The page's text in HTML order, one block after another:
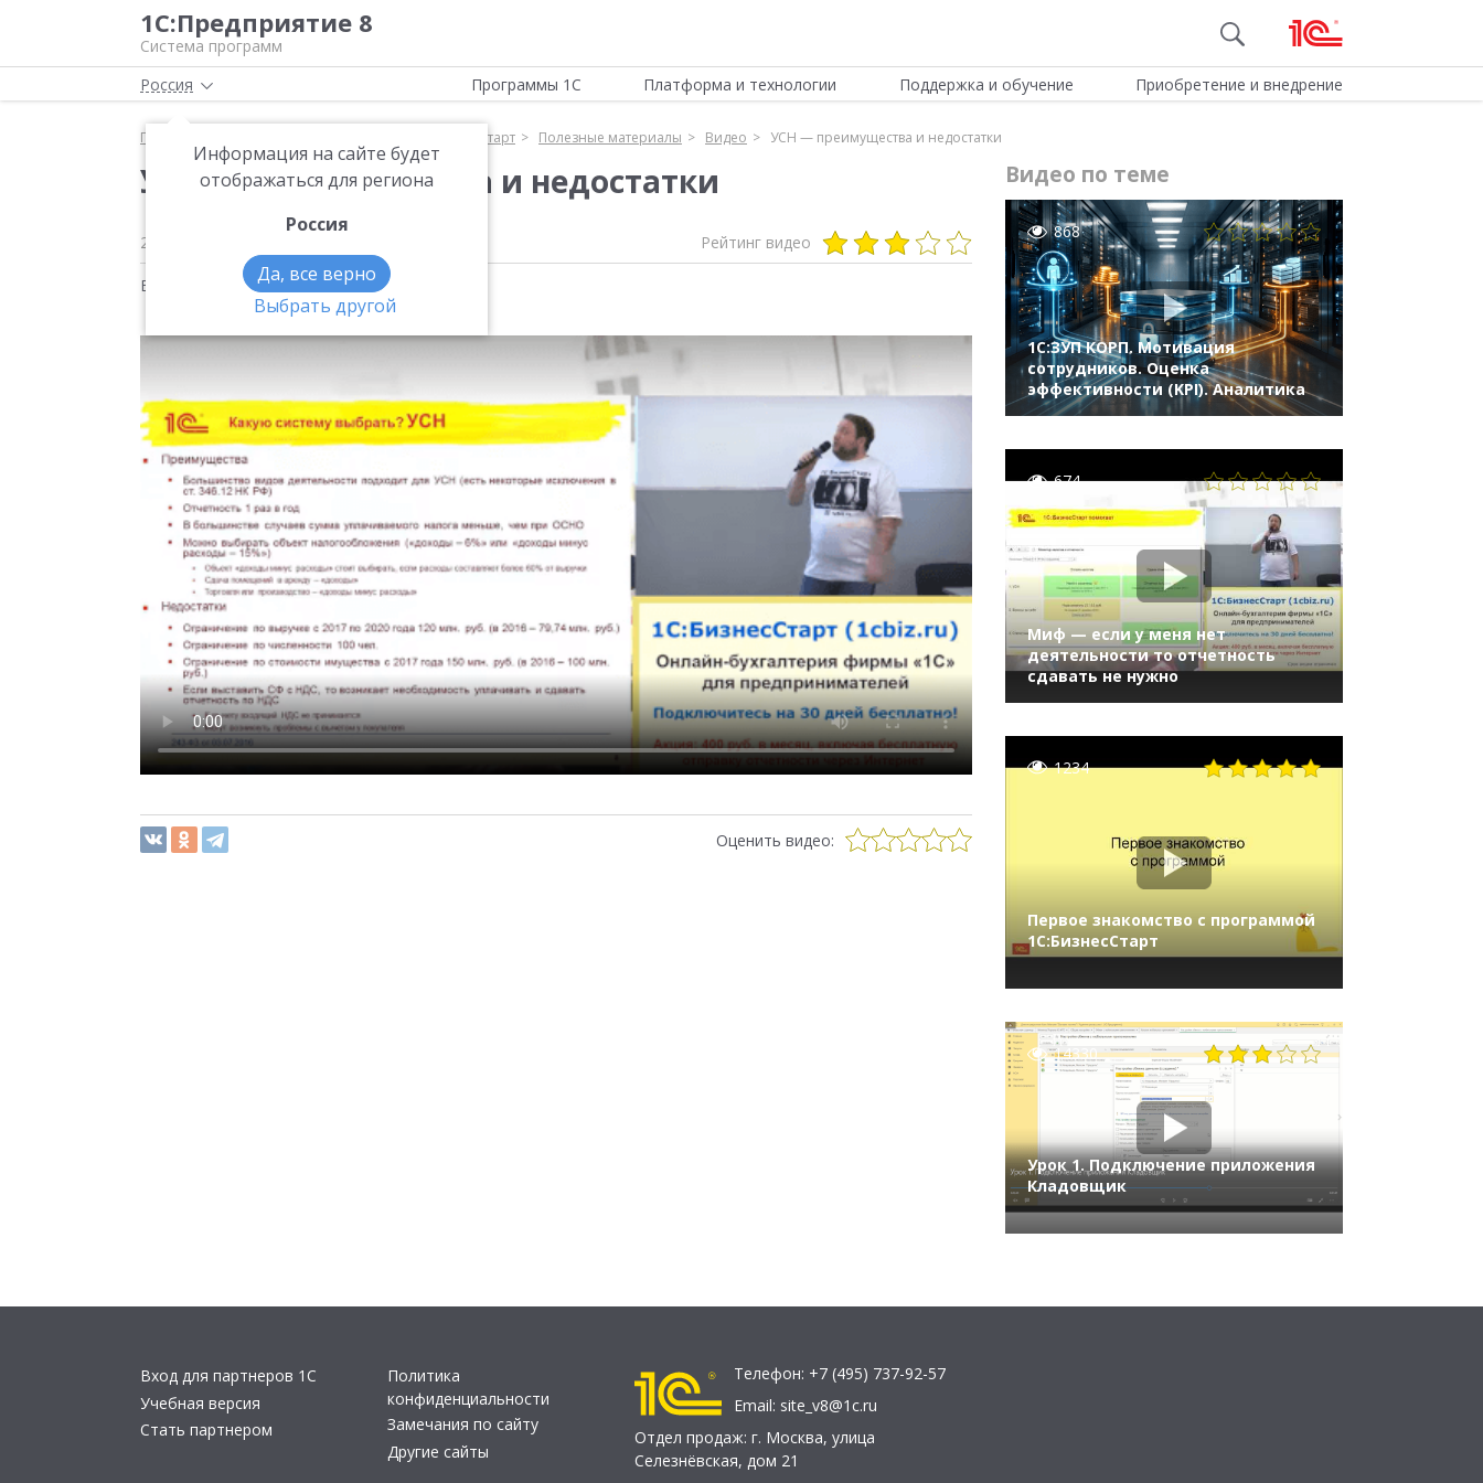
1С:Предприятие 8
Система программ
Россия
Информация на сайте будет
отображаться для региона
Россия
Да, все верно
Выбрать другой
Программы 1С Платформа и технологии Поддержка и обучение Приобретение и внедрение
Главная 1С:БизнесСтарт Полезные материалы Видео УСН — преимущества и недостатки
УСН — преимущества и недостатки
23 августа 2019 Рейтинг видео
Видео на тему:1С:БизнесСтарт
Оценить видео:
Видео по теме
868
1С:ЗУП КОРП. Мотивация
сотрудников. Оценка
эффективности (KPI). Аналитика
674
Миф — если у меня нет
деятельности то отчетность
сдавать не нужно
1234
Первое знакомство с программой
1С:БизнесСтарт
14330
Урок 1. Подключение приложения
Кладовщик
Вход для партнеров 1С
Учебная версия
Стать партнером
Политика
конфиденциальности
Замечания по сайту
Другие сайты
Телефон: +7 (495) 737-92-57
Email: site_v8@1c.ru
Отдел продаж: г. Москва, улица
Селезнёвская, дом 21